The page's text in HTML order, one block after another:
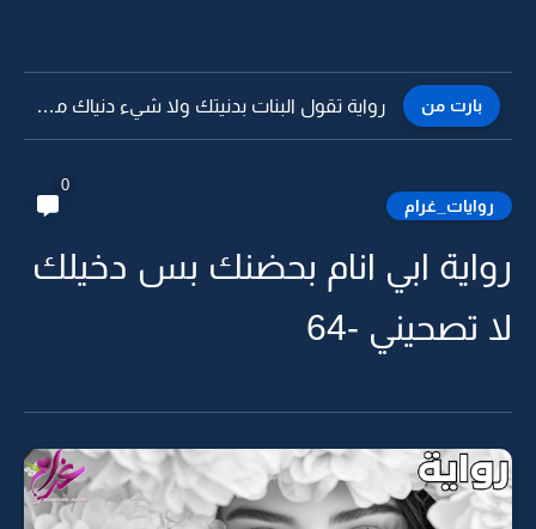
بارت من رواية تقول البنات بدنيتك ولا شيء دنياك ماتسوى بليا العذاري...
روايات_غرام
0
رواية ابي انام بحضنك بس دخيلك
لا تصحيني -64